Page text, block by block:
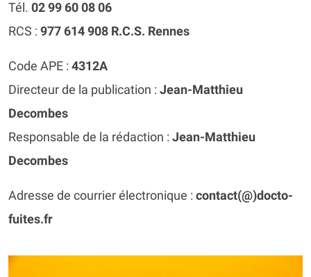
Tél. 02 99 60 08 06
RCS : 977 614 908 R.C.S. Rennes
Code APE : 4312A
Directeur de la publication : Jean-Matthieu
Decombes
Responsable de la rédaction : Jean-Matthieu
Decombes
Adresse de courrier électronique : contact(@)docto-
fuites.fr